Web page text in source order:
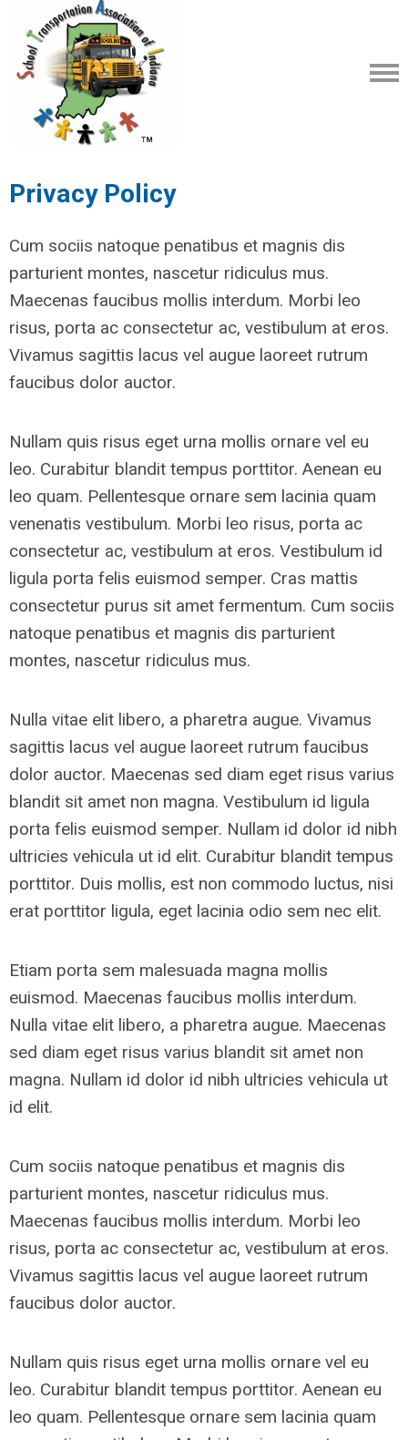
Privacy Policy
Cum sociis natoque penatibus et magnis dis
parturient montes, nascetur ridiculus mus.
Maecenas faucibus mollis interdum. Morbi leo
risus, porta ac consectetur ac, vestibulum at eros.
Vivamus sagittis lacus vel augue laoreet rutrum
faucibus dolor auctor.
Nullam quis risus eget urna mollis ornare vel eu
leo. Curabitur blandit tempus porttitor. Aenean eu
leo quam. Pellentesque ornare sem lacinia quam
venenatis vestibulum. Morbi leo risus, porta ac
consectetur ac, vestibulum at eros. Vestibulum id
ligula porta felis euismod semper. Cras mattis
consectetur purus sit amet fermentum. Cum sociis
natoque penatibus et magnis dis parturient
montes, nascetur ridiculus mus.
Nulla vitae elit libero, a pharetra augue. Vivamus
sagittis lacus vel augue laoreet rutrum faucibus
dolor auctor. Maecenas sed diam eget risus varius
blandit sit amet non magna. Vestibulum id ligula
porta felis euismod semper. Nullam id dolor id nibh
ultricies vehicula ut id elit. Curabitur blandit tempus
porttitor. Duis mollis, est non commodo luctus, nisi
erat porttitor ligula, eget lacinia odio sem nec elit.
Etiam porta sem malesuada magna mollis
euismod. Maecenas faucibus mollis interdum.
Nulla vitae elit libero, a pharetra augue. Maecenas
sed diam eget risus varius blandit sit amet non
magna. Nullam id dolor id nibh ultricies vehicula ut
id elit.
Cum sociis natoque penatibus et magnis dis
parturient montes, nascetur ridiculus mus.
Maecenas faucibus mollis interdum. Morbi leo
risus, porta ac consectetur ac, vestibulum at eros.
Vivamus sagittis lacus vel augue laoreet rutrum
faucibus dolor auctor.
Nullam quis risus eget urna mollis ornare vel eu
leo. Curabitur blandit tempus porttitor. Aenean eu
leo quam. Pellentesque ornare sem lacinia quam